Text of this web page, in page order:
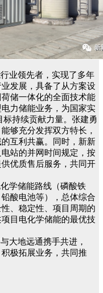
业领先者，实现了多年
发展，具备了从方案设
储一体化的全面技术能
力储能业务，为国家实
标持续贡献力量。张建勇
够充分发挥双方特长，
互利共赢。同时，新新
站的并网时间规定，按
优质售后服务，共同开
学储能路线（磷酸铁
酸电池等），总体综合
、稳定性、项目周期的
目电化学储能的最优技
大地远通携手共进，
极拓展业务，共同推